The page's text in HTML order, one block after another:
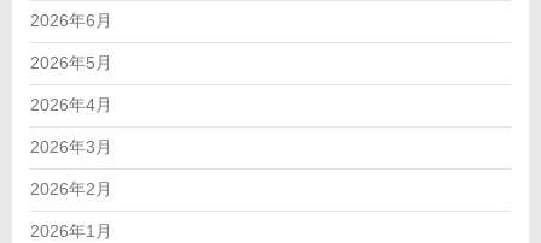
2026年6月
2026年5月
2026年4月
2026年3月
2026年2月
2026年1月